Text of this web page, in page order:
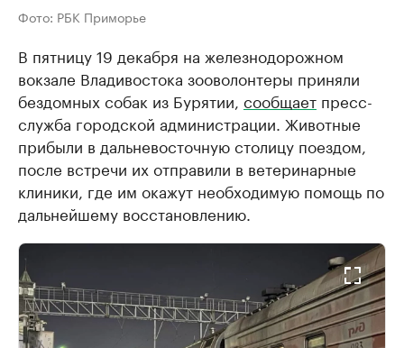
Фото: РБК Приморье
В пятницу 19 декабря на железнодорожном
вокзале Владивостока зооволонтеры приняли
бездомных собак из Бурятии, сообщает пресс-
служба городской администрации. Животные
прибыли в дальневосточную столицу поездом,
после встречи их отправили в ветеринарные
клиники, где им окажут необходимую помощь по
дальнейшему восстановлению.